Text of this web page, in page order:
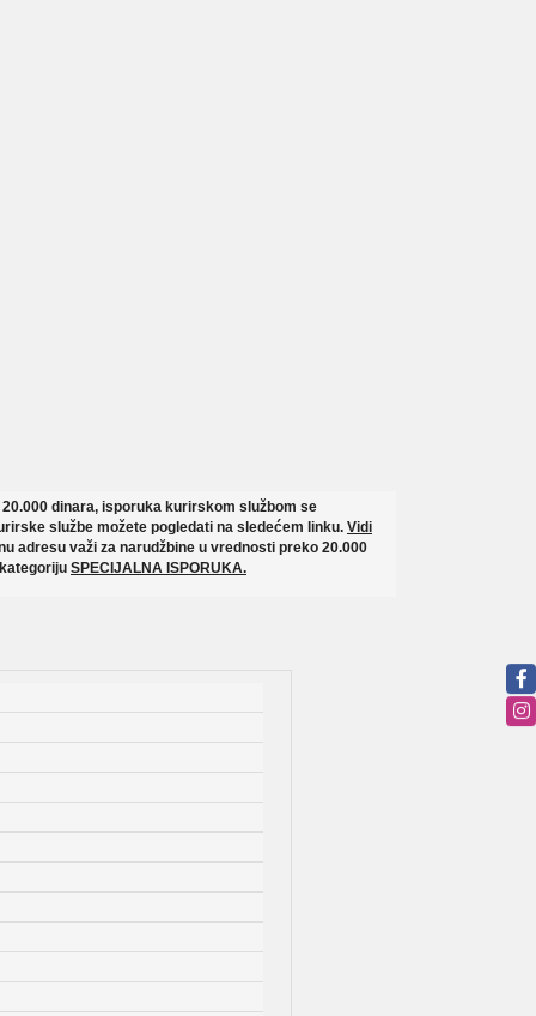
dinara, isporuka kurirskom službom se
službe možete pogledati na sledećem linku. Vidi
adresu važi za narudžbine u vrednosti preko 20.000
SPECIJALNA ISPORUKA.